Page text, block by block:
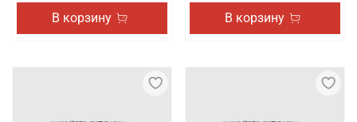
В корзину В корзину